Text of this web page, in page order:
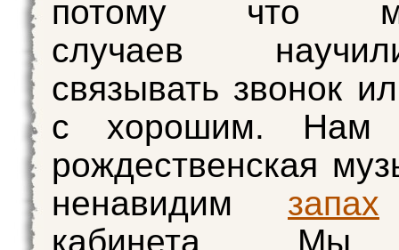
потому что
случаев
связывать звонок
с хорошим. Нам
рождественская
ненавидим запах
кабинета. Мы